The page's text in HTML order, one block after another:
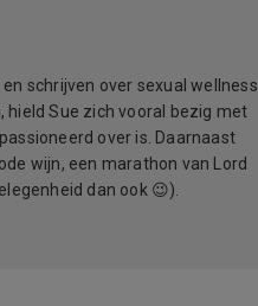
schrijven over sexual wellness
hield Sue zich vooral bezig met
over is. Daarnaast
wijn, een marathon van Lord
dan ook 😉).